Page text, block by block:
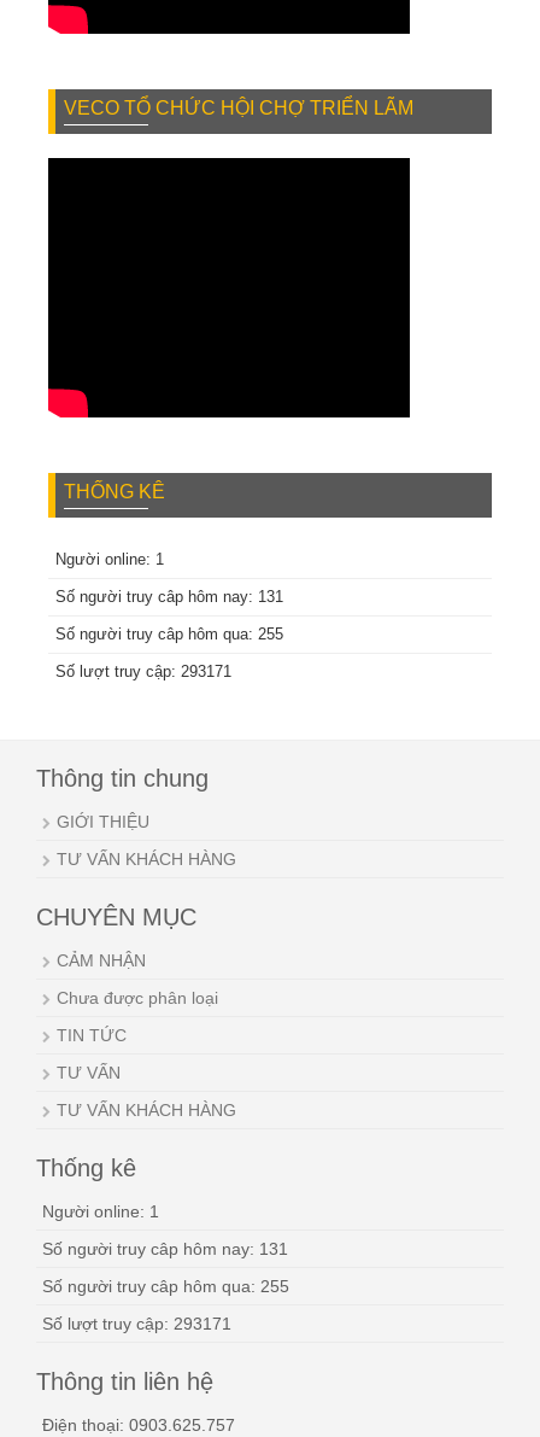
VECO TỔ CHỨC HỘI CHỢ TRIỂN LÃM
THỐNG KÊ
Người online: 1
Số người truy câp hôm nay: 131
Số người truy câp hôm qua: 255
Số lượt truy cập: 293171
Thông tin chung
GIỚI THIỆU
TƯ VẤN KHÁCH HÀNG
CHUYÊN MỤC
CẢM NHẬN
Chưa được phân loại
TIN TỨC
TƯ VẤN
TƯ VẤN KHÁCH HÀNG
Thống kê
Người online: 1
Số người truy câp hôm nay: 131
Số người truy câp hôm qua: 255
Số lượt truy cập: 293171
Thông tin liên hệ
Điện thoại: 0903.625.757